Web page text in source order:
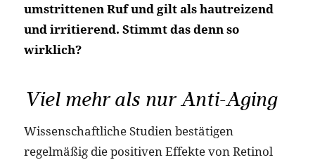
umstrittenen Ruf und gilt als hautreizend
und irritierend. Stimmt das denn so
wirklich?
Viel mehr als nur Anti-Aging
Wissenschaftliche Studien bestätigen
regelmäßig die positiven Effekte von Retinol